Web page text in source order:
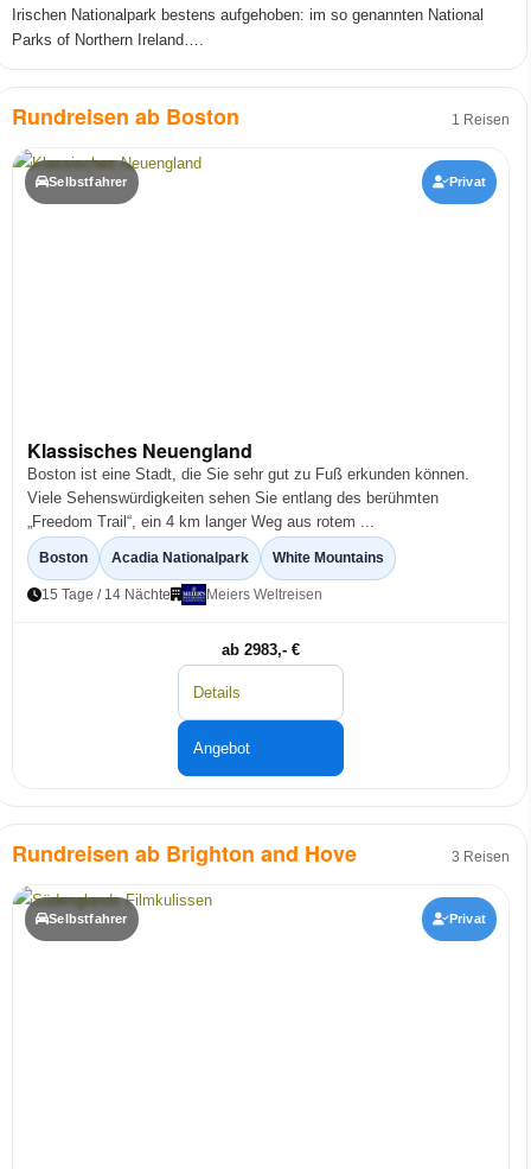
Irischen Nationalpark bestens aufgehoben: im so genannten National
Parks of Northern Ireland….
Rundreisen ab Boston 1 Reisen
Selbstfahrer Privat
Klassisches Neuengland
Boston ist eine Stadt, die Sie sehr gut zu Fuß erkunden können.
Viele Sehenswürdigkeiten sehen Sie entlang des berühmten
„Freedom Trail“, ein 4 km langer Weg aus rotem ...
Boston Acadia Nationalpark White Mountains
15 Tage / 14 Nächte Meiers Weltreisen
ab 2983,- €
Details
Angebot
Rundreisen ab Brighton and Hove 3 Reisen
Selbstfahrer Privat